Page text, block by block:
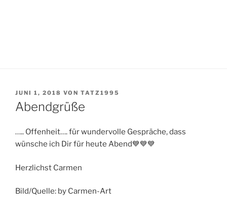
VERÖFFENTLICHT
AM
JUNI 1, 2018 VON TATZ1995
Abendgrüße
….. Offenheit…. für wundervolle Gespräche, dass
wünsche ich Dir für heute Abend💙💙💙
Herzlichst Carmen
Bild/Quelle: by Carmen-Art